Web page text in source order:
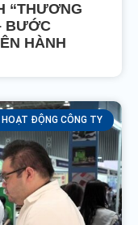
“THƯƠNG
BƯỚC
HÀNH
HOẠT ĐỘNG CÔNG TY